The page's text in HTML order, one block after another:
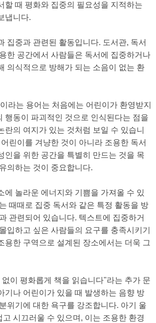
할 때 평화와 집중의 필요성을 지적하는
냅니다.
집중과 관련된 활동입니다. 도서관, 독서
한 공간에서 사람들은 독서에 집중하거나
의식적으로 방해가 되는 소음이 없는 환
라는 용어는 처음에는 어린이가 환영받지
행동이 파괴적인 것으로 인식된다는 점을
란의 여지가 있는 것처럼 보일 수 있습니
린이를 겨냥한 것이 아니라 조용한 독서
인을 위한 공간을 특별히 만드는 것을 목
의하는 것이 중요합니다.
에 놀라운 에너지와 기쁨을 가져올 수 있
때때로 집중 독서와 같은 특정 활동을 방
관련되어 있습니다. 텍스트에 집중하거
입하고 싶은 사람들의 요구를 충족시키기
용한 구역으로 설계된 장소에서는 더욱 그
이 평화롭게 책을 읽습니다"라는 추가 문
기나 어린이가 있을 때 발생하는 음향 방
위기에 대한 욕구를 강조합니다. 아기 울
시끄러울 수 있으며, 이는 조용한 환경